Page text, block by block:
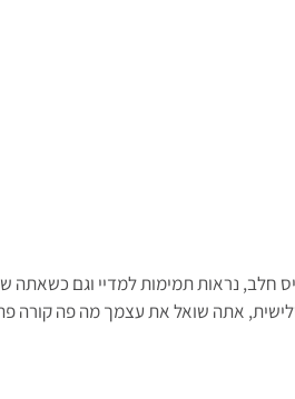
חלב, נראות תמימות למדיי וגם
אתה שואל את עצמך מה פה קורה